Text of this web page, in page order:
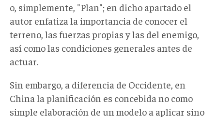
o, simplemente, "Plan"; en dicho apartado el
autor enfatiza la importancia de conocer el
terreno, las fuerzas propias y las del enemigo,
así como las condiciones generales antes de
actuar.
Sin embargo, a diferencia de Occidente, en
China la planificación es concebida no como
simple elaboración de un modelo a aplicar sino